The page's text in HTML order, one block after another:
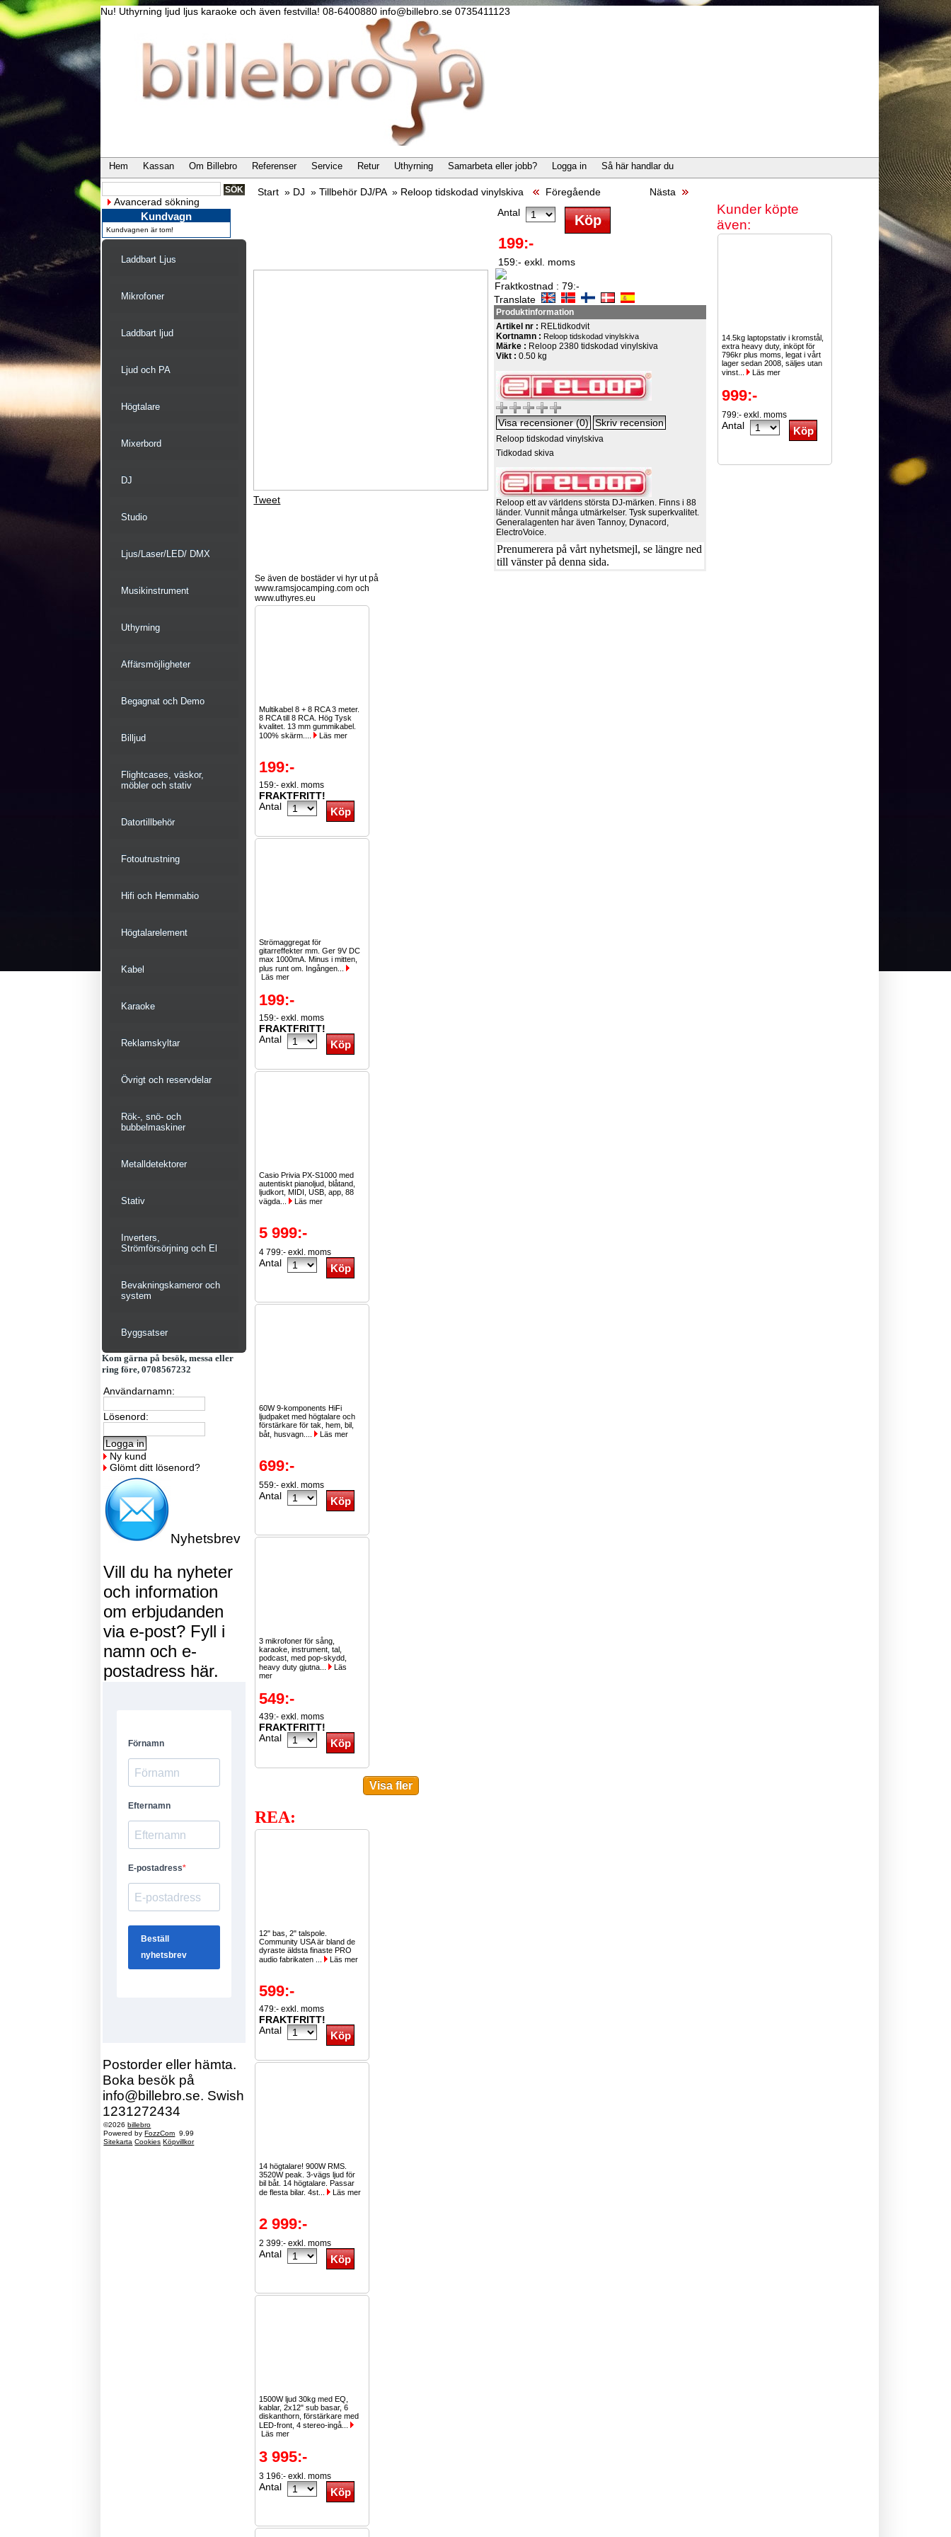
Nu! Uthyrning ljud ljus karaoke och även festvilla! 08-6400880 info@billebro.se 0735411123
Hem Kassan Om Billebro Referenser Service Retur Uthyrning Samarbeta eller jobb? Logga in Så här handlar du
Avancerad sökning
Kundvagn
Kundvagnen är tom!
Laddbart Ljus
Mikrofoner
Laddbart ljud
Ljud och PA
Högtalare
Mixerbord
DJ
Studio
Ljus/Laser/LED/ DMX
Musikinstrument
Uthyrning
Affärsmöjligheter
Begagnat och Demo
Billjud
Flightcases, väskor,
möbler och stativ
Datortillbehör
Fotoutrustning
Hifi och Hemmabio
Högtalarelement
Kabel
Karaoke
Reklamskyltar
Övrigt och reservdelar
Rök-, snö- och
bubbelmaskiner
Metalldetektorer
Stativ
Inverters,
Strömförsörjning och El
Bevakningskameror och
system
Byggsatser
Kom gärna på besök, messa eller
ring före, 0708567232
Användarnamn:
Lösenord:
Ny kund
Glömt ditt lösenord?
Nyhetsbrev
Vill du ha nyheter
och information
om erbjudanden
via e-post? Fyll i
namn och e-
postadress här.
Postorder eller hämta.
Boka besök på
info@billebro.se. Swish
1231272434
©2026billebro
Powered byFozzCom 9.99
Sitekarta Cookies Köpvillkor
Start » DJ »Tillbehör DJ/PA» Reloop tidskodad vinylskiva Föregående Nästa
Tweet
Antal
199:-
159:- exkl. moms
Fraktkostnad : 79:-
Translate
Produktinformation
Artikel nr : RELtidkodvit
Kortnamn : Reloop tidskodad vinylskiva
Märke : Reloop 2380 tidskodad vinylskiva
Vikt :0.50 kg
Reloop tidskodad vinylskiva
Tidkodad skiva
Reloop ett av världens största DJ-märken. Finns i 88
länder. Vunnit många utmärkelser. Tysk superkvalitet.
Generalagenten har även Tannoy, Dynacord,
ElectroVoice.
Prenumerera på vårt nyhetsmejl, se längre ned
till vänster på denna sida.
Kunder köpte
även:
14.5kg laptopstativ i kromstål,
extra heavy duty, inköpt för
796kr plus moms, legat i vårt
lager sedan 2008, säljes utan
vinst...
Läs mer
999:-
799:- exkl. moms
Antal
Se även de bostäder vi hyr ut på
www.ramsjocamping.com och
www.uthyres.eu
Multikabel 8 + 8 RCA 3 meter.
8 RCA till 8 RCA. Hög Tysk
kvalitet. 13 mm gummikabel.
100% skärm....
Läs mer
199:-
159:- exkl. moms
FRAKTFRITT!
Antal
Strömaggregat för
gitarreffekter mm. Ger 9V DC
max 1000mA. Minus i mitten,
plus runt om. Ingången...
Läs mer
199:-
159:- exkl. moms
FRAKTFRITT!
Antal
Casio Privia PX-S1000 med
autentiskt pianoljud, blåtand,
ljudkort, MIDI, USB, app, 88
vägda...
Läs mer
5 999:-
4 799:- exkl. moms
Antal
60W 9-komponents HiFi
ljudpaket med högtalare och
förstärkare för tak, hem, bil,
båt, husvagn....
Läs mer
699:-
559:- exkl. moms
Antal
3 mikrofoner för sång,
karaoke, instrument, tal,
podcast, med pop-skydd,
heavy duty gjutna...
Läs
mer
549:-
439:- exkl. moms
FRAKTFRITT!
Antal
REA:
12" bas, 2" talspole.
Community USA är bland de
dyraste äldsta finaste PRO
audio fabrikaten ...
Läs mer
599:-
479:- exkl. moms
FRAKTFRITT!
Antal
14 högtalare! 900W RMS.
3520W peak. 3-vägs ljud för
bil båt. 14 högtalare. Passar
de flesta bilar. 4st...
Läs mer
2 999:-
2 399:- exkl. moms
Antal
1500W ljud 30kg med EQ,
kablar, 2x12" sub basar, 6
diskanthorn, förstärkare med
LED-front, 4 stereo-ingå...
Läs mer
3 995:-
3 196:- exkl. moms
Antal